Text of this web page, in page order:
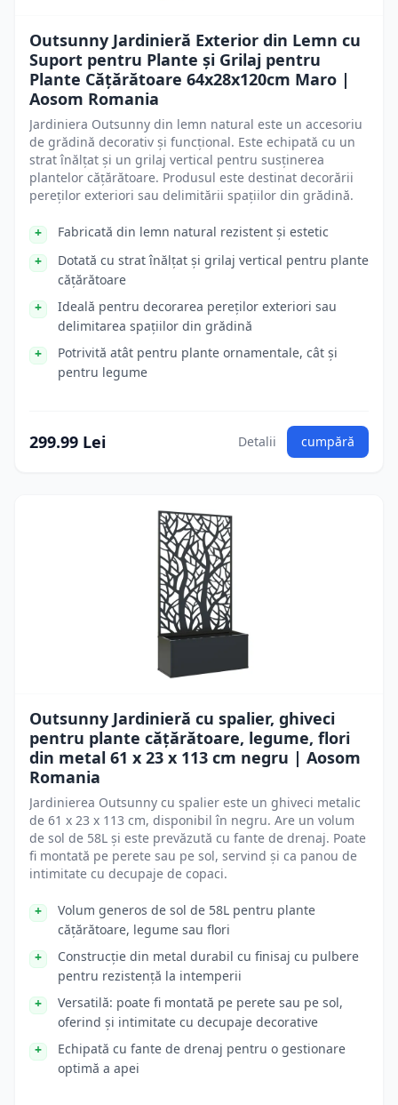
Outsunny Jardinieră Exterior din Lemn cu
Suport pentru Plante și Grilaj pentru
Plante Cățărătoare 64x28x120cm Maro |
Aosom Romania
Jardiniera Outsunny din lemn natural este un accesoriu
de grădină decorativ și funcțional. Este echipată cu un
strat înălțat și un grilaj vertical pentru susținerea
plantelor cățărătoare. Produsul este destinat decorării
pereților exteriori sau delimitării spațiilor din grădină.
Fabricată din lemn natural rezistent și estetic
Dotată cu strat înălțat și grilaj vertical pentru plante
cățărătoare
Ideală pentru decorarea pereților exteriori sau
delimitarea spațiilor din grădină
Potrivită atât pentru plante ornamentale, cât și
pentru legume
299.99 Lei Detalii cumpără
Outsunny Jardinieră cu spalier, ghiveci
pentru plante cățărătoare, legume, flori
din metal 61 x 23 x 113 cm negru | Aosom
Romania
Jardinierea Outsunny cu spalier este un ghiveci metalic
de 61 x 23 x 113 cm, disponibil în negru. Are un volum
de sol de 58L și este prevăzută cu fante de drenaj. Poate
fi montată pe perete sau pe sol, servind și ca panou de
intimitate cu decupaje de copaci.
Volum generos de sol de 58L pentru plante
cățărătoare, legume sau flori
Construcție din metal durabil cu finisaj cu pulbere
pentru rezistență la intemperii
Versatilă: poate fi montată pe perete sau pe sol,
oferind și intimitate cu decupaje decorative
Echipată cu fante de drenaj pentru o gestionare
optimă a apei